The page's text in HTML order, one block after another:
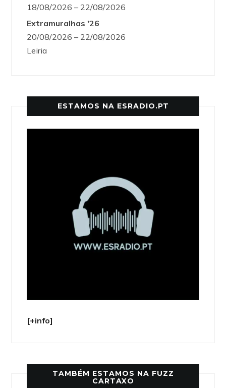
18/08/2026 – 22/08/2026
Extramuralhas '26
20/08/2026 – 22/08/2026
Leiria
ESTAMOS NA ESRADIO.PT
[+info]
TAMBÉM ESTAMOS NA FUZZ
CARTAXO